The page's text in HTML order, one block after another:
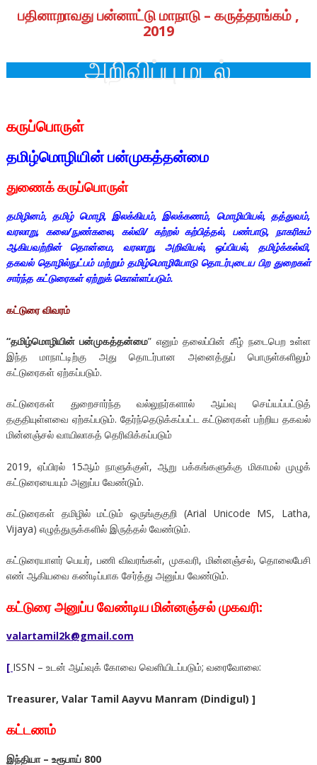
பதினாறாவது பன்னாட்டு மாநாடு – கருத்தரங்கம் ,
2019
அறிவிப்பு மடல்
கருப்பொருள்
தமிழ்மொழியின் பன்முகத்தன்மை
துணைக்கருப்பொருள்
தமிழினம், தமிழ் மொழி, இலக்கியம், இலக்கணம், மொழியியல், தத்துவம்,
வரலாறு, கலை/நுண்கலை, கல்வி/ கற்றல் கற்பித்தல், பண்பாடு, நாகரிகம்
ஆகியவற்றின் தொன்மை, வரலாறு, அறிவியல், ஒப்பியல், தமிழ்க்கல்வி,
தகவல் தொழில்நுட்பம் மற்றும் தமிழ்மொழியோடு தொடர்புடைய பிற துறைகள்
சார்ந்த கட்டுரைகள் ஏற்றுக் கொள்ளப்படும்.
கட்டுரை விவரம்
“தமிழ்மொழியின் பன்முகத்தன்மை” எனும் தலைப்பின் கீழ் நடைபெற உள்ள
இந்த மாநாட்டிற்கு அது தொடர்பான அனைத்துப் பொருள்களிலும்
கட்டுரைகள் ஏற்கப்படும்.
கட்டுரைகள் துறைசார்ந்த வல்லுநர்களால் ஆய்வு செய்யப்பட்டுத்
தகுதியுள்ளவை ஏற்கப்படும். தேர்ந்தெடுக்கப்பட்ட கட்டுரைகள் பற்றிய தகவல்
மின்னஞ்சல் வாயிலாகத் தெரிவிக்கப்படும்
2019, ஏப்பிரல் 15ஆம் நாளுக்குள், ஆறு பக்கங்களுக்கு மிகாமல் முழுக்
கட்டுரையையும் அனுப்ப வேண்டும்.
கட்டுரைகள் தமிழில் மட்டும் ஒருங்குகுறி (Arial Unicode MS, Latha,
Vijaya) எழுத்துருக்களில் இருத்தல் வேண்டும்.
கட்டுரையாளர் பெயர், பணி விவரங்கள், முகவரி, மின்னஞ்சல், தொலைபேசி
எண் ஆகியவை கண்டிப்பாக சேர்த்து அனுப்ப வேண்டும்.
கட்டுரை அனுப்ப வேண்டிய மின்னஞ்சல் முகவரி:
valartamil2k@gmail.com
[ ISSN – உடன் ஆய்வுக் கோவை வெளியிடப்படும்; வரைவோலை:
Treasurer, Valar Tamil Aayvu Manram (Dindigul) ]
கட்டணம்
இந்தியா– உரூபாய்800